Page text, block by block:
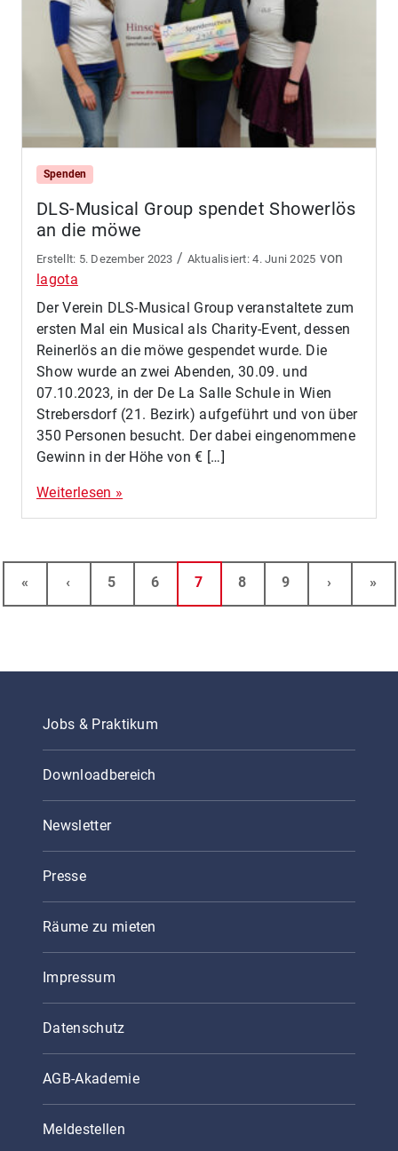
Spenden
DLS-Musical Group spendet Showerlös
an die möwe
5. Dezember 2023 / 4. Juni 2025 von
lagota
Der Verein DLS-Musical Group veranstaltete zum
ersten Mal ein Musical als Charity-Event, dessen
Reinerlös an die möwe gespendet wurde. Die
Show wurde an zwei Abenden, 30.09. und
07.10.2023, in der De La Salle Schule in Wien
Strebersdorf (21. Bezirk) aufgeführt und von über
350 Personen besucht. Der dabei eingenommene
Gewinn in der Höhe von € […]
Weiterlesen »
« ‹ Seite
5 Seite
6 Aktuelle Seite
7 Seite
8 Seite
9 › »
Jobs & Praktikum
Downloadbereich
Newsletter
Presse
Räume zu mieten
Impressum
Datenschutz
AGB-Akademie
Meldestellen